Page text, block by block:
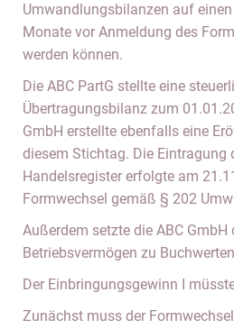
Umwandlungsbilanzen auf
Monate vor Anmeldung des
werden können.
Die ABC PartG stellte eine
Übertragungsbilanz zum
GmbH erstellte ebenfalls eine
diesem Stichtag. Die Eintragung
Handelsregister erfolgte am
Formwechsel gemäß § 202
Außerdem setzte die ABC
Betriebsvermögen zu
Der Einbringungsgewinn I
Zunächst muss der